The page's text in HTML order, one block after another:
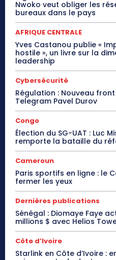
Nwoko veut obliger les
bureaux dans le pays
AFRIQUE CENTRALE
Yves Castanou publie «
hostile », un livre sur la
leadership
Cybersécurité
Régulation : Nouveau
Telegram Pavel Durov
Congo
Élection du SG-UAT : Luc
remporte la bataille du
Cameroun
Paris sportifs en ligne : le
fermer les yeux
Dernières publications
Sénégal : Diomaye Faye
millions $ avec Helios
Côte d’Ivoire
Starlink en Côte d’Ivoire :